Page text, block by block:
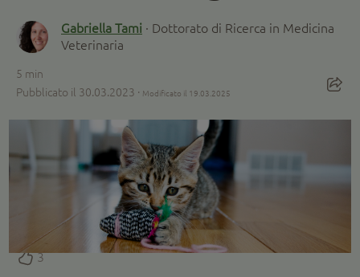
Gabriella Tami · Dottorato di Ricerca in Medicina
Veterinaria
5 min
Pubblicato il 30.03.2023 · Modificato il 19.03.2025
3